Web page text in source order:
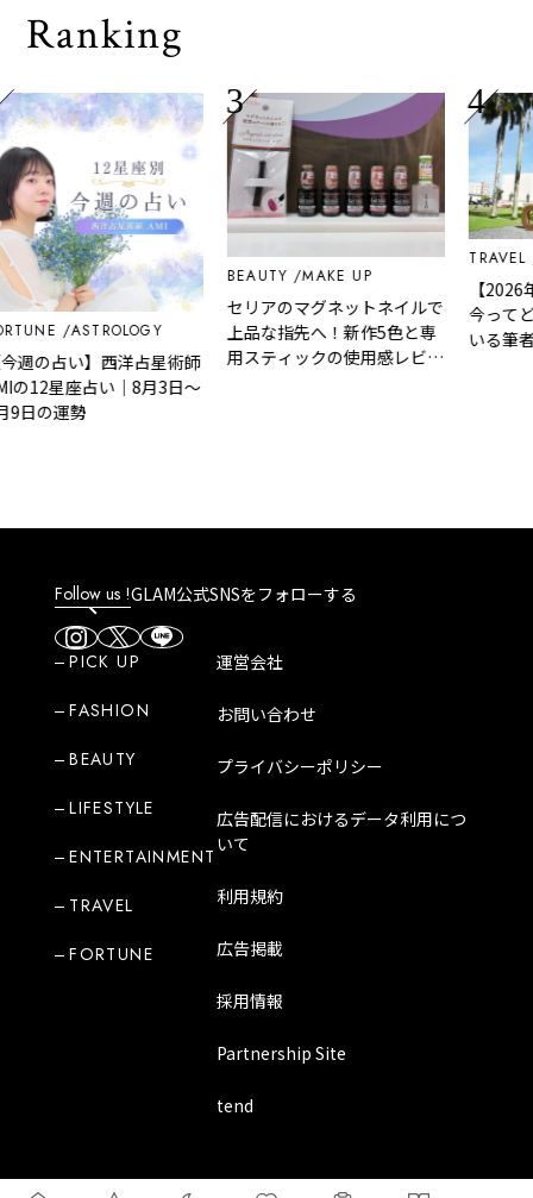
Ranking
ASTROLOGY
占い】西洋占星術師
星座占い｜8月3日～
の運勢
BEAUTY MAKE UP
セリアのマグネットネイルで
上品な指先へ！新作5色と専
用スティックの使用感レビュ
ー
TRAVEL
【2026年6
今ってどう
いる筆者
説！
Follow us !GLAM公式SNSをフォローする
PICK UP
FASHION
BEAUTY
LIFESTYLE
ENTERTAINMENT
TRAVEL
FORTUNE
運営会社
お問い合わせ
プライバシーポリシー
広告配信におけるデータ利用につ
いて
利用規約
広告掲載
採用情報
Partnership Site
tend
Copyright Mode Media Japan Corporation